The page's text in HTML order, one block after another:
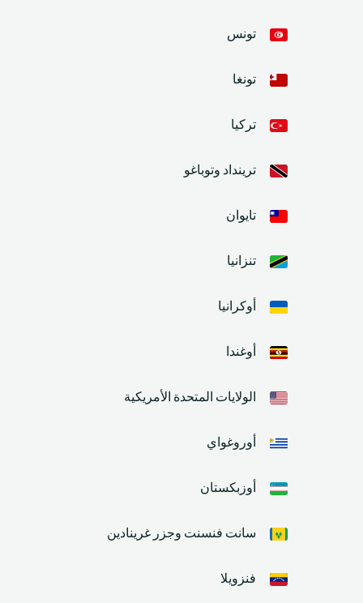
تونس
تونغا
تركيا
ترينداد وتوباغو
تايوان
تنزانيا
أوكرانيا
أوغندا
الولايات المتحدة الأمريكية
أوروغواي
أوزبكستان
سانت فنسنت وجزر غرينادين
فنزويلا